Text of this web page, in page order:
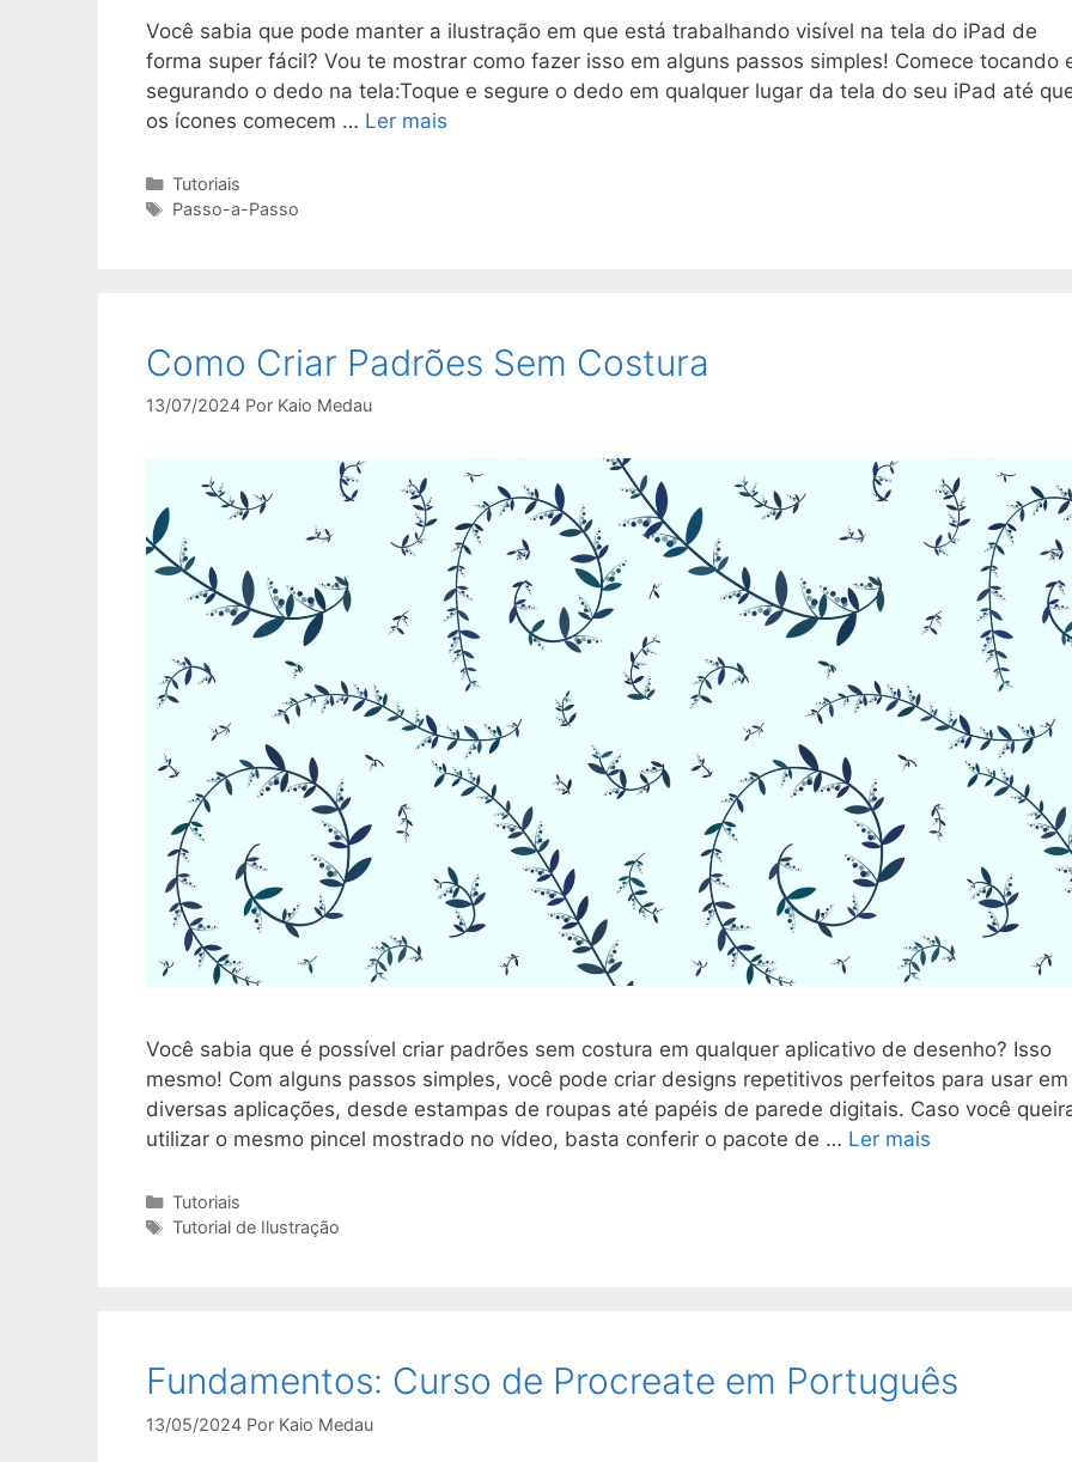
Você sabia que pode manter a ilustração em que está trabalhando visível na tela do iPad de
forma super fácil? Vou te mostrar como fazer isso em alguns passos simples! Comece tocando
segurando o dedo na tela:Toque e segure o dedo em qualquer lugar da tela do seu iPad até
os ícones comecem … Ler mais
Categorias
Tutoriais
Tags
Passo-a-Passo
Como Criar Padrões Sem Costura
13/07/2024 Por Kaio Medau
Você sabia que é possível criar padrões sem costura em qualquer aplicativo de desenho? Isso
mesmo! Com alguns passos simples, você pode criar designs repetitivos perfeitos para usar em
diversas aplicações, desde estampas de roupas até papéis de parede digitais. Caso você
utilizar o mesmo pincel mostrado no vídeo, basta conferir o pacote de … Ler mais
Categorias
Tutoriais
Tags
Tutorial de Ilustração
Fundamentos: Curso de Procreate em Português
13/05/2024 Por Kaio Medau